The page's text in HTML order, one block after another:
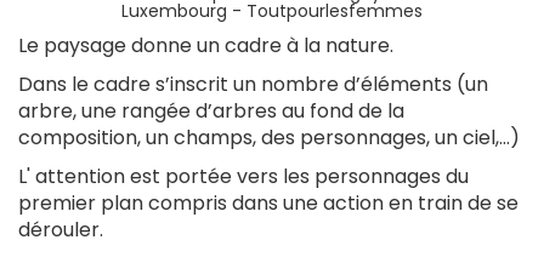
Luxembourg - Toutpourlesfemmes
Le paysage donne un cadre à la nature.
Dans le cadre s’inscrit un nombre d’éléments (un
arbre, une rangée d’arbres au fond de la
composition, un champs, des personnages, un ciel,…)
L' attention est portée vers les personnages du
premier plan compris dans une action en train de se
dérouler.